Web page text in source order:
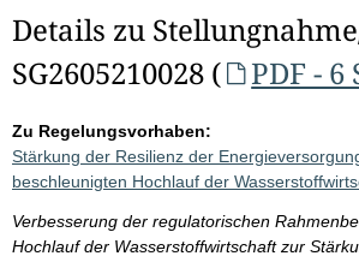
Details zu
SG2605210028 (
PDF - 6
Zu Regelungsvorhaben:
Stärkung der Resilienz der
beschleunigten Hochlauf der
Verbesserung der regulatorischen
Hochlauf der Wasserstoffwirtschaft zur